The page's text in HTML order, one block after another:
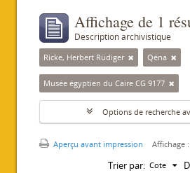
Affichage de 1
Description archivistique
Ricke, Herbert Rüdiger Qéna
Musée égyptien du Caire CG 9177
Options de recherche
Aperçu avant impression Affichage :
Trier par: Cote